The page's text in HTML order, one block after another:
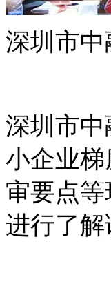
深圳市
深圳市
小企业
审要点
进行了解